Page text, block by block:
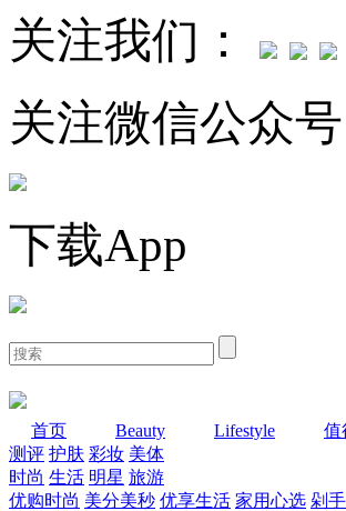
关注我们：
关注微信公众号
下载App
首页 Beauty Lifestyle 值
测评 护肤 彩妆 美体
时尚 生活 明星 旅游
优购时尚 美分美秒 优享生活 家用心选 剁